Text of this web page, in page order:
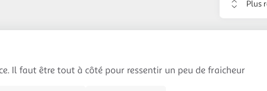
Il faut être tout à côté pour ressentir un peu de fraicheur